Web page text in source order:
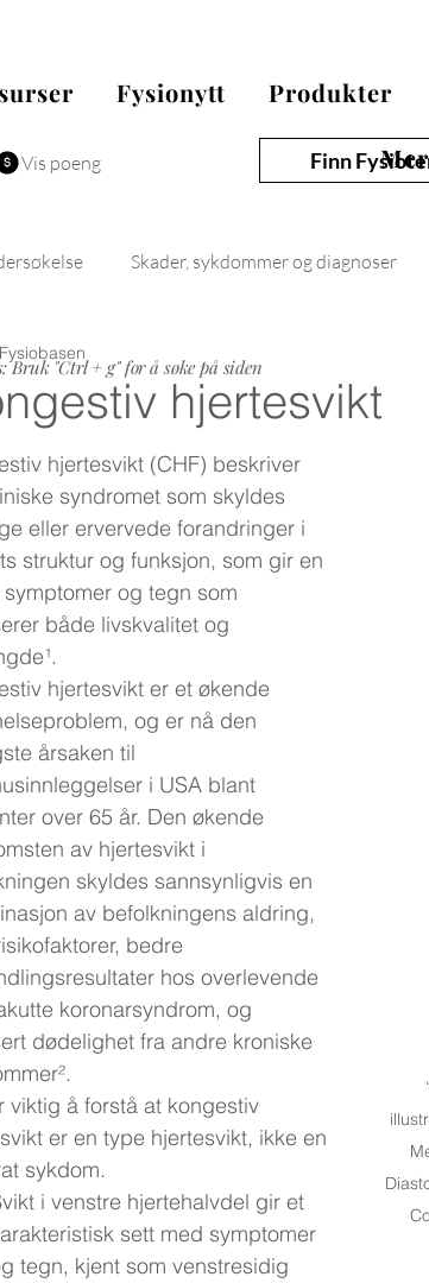
Vis poeng Finn
Fysionytt Produkter
Mer
Skader, sykdommer og diagnoser
Biomekanikk Fysionytt
hjertesvikt
Fysiobasen
hjertesvikt (CHF) beskriver
syndromet som skyldes
eller ervervede forandringer i
struktur og funksjon, som gir en
symptomer og tegn som
både livskvalitet og
hjertesvikt er et økende
og er nå den
årsaken til
i USA blant
over 65 år. Den økende
av hjertesvikt i
skyldes sannsynligvis en
av befolkningens aldring,
bedre
hos overlevende
koronarsyndrom, og
dødelighet fra andre kroniske
viktig å forstå at kongestiv
er en type hjertesvikt, ikke en
sykdom.
i venstre hjertehalvdel gir et
sett med symptomer
tegn, kjent som venstresidig
Bruk "Ctrl + g" for å søke på siden